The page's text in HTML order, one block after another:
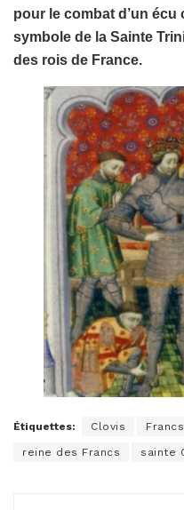
pour le combat d’un
symbole de la Sainte
des rois de France.
Étiquettes: Clovis Francs
reine des Francs sainte